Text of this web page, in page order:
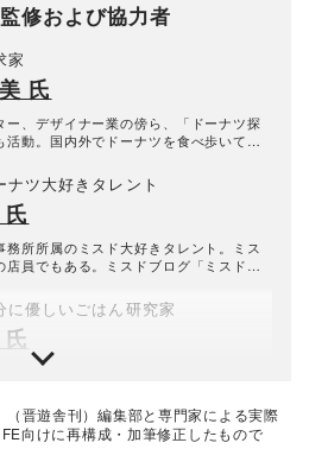
修および協力者
家
氏
ー、デザイナー業の傍ら、「ドーナツ探
活動。国内外でドーナツを食べ歩いてい
ナツ大好きタレント
務所所属のミスド大好きタレント。ミス
店員でもある。ミスドブログ「ミスド大
に優しいごはん研究家
校・エコールキュリネール国立 辻製菓専
いう想いを大切に、「余白を楽しむ、ほ
暮らし」を軸として、身近な食材で無理
毎日食べたい家庭料理を提案している。
すめベストバイ
晋遊舎刊）編集部と専門家による実際
向けに再構成・加筆修正したもので